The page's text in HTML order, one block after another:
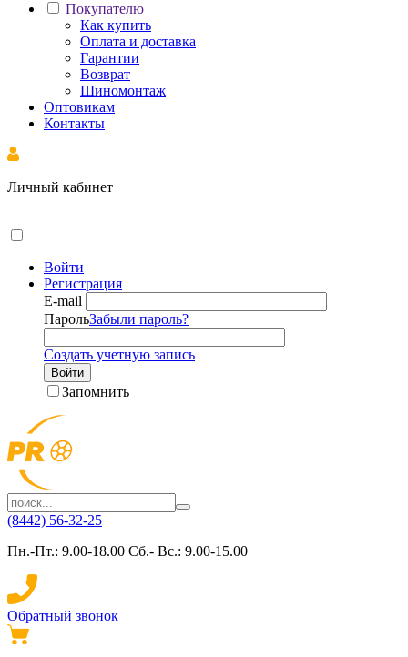
Покупателю
Как купить
Оплата и доставка
Гарантии
Возврат
Шиномонтаж
Оптовикам
Контакты
Личный кабинет
Войти
Регистрация
E-mail
ПарольЗабыли пароль?
Создать учетную запись
Войти
Запомнить
(8442) 56-32-25
Пн.-Пт.: 9.00-18.00 Сб.- Вс.: 9.00-15.00
Обратный звонок